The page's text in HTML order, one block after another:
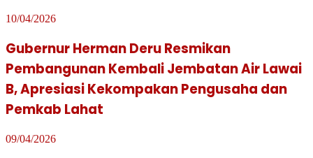
10/04/2026
Gubernur Herman Deru Resmikan
Pembangunan Kembali Jembatan Air Lawai
B, Apresiasi Kekompakan Pengusaha dan
Pemkab Lahat
09/04/2026